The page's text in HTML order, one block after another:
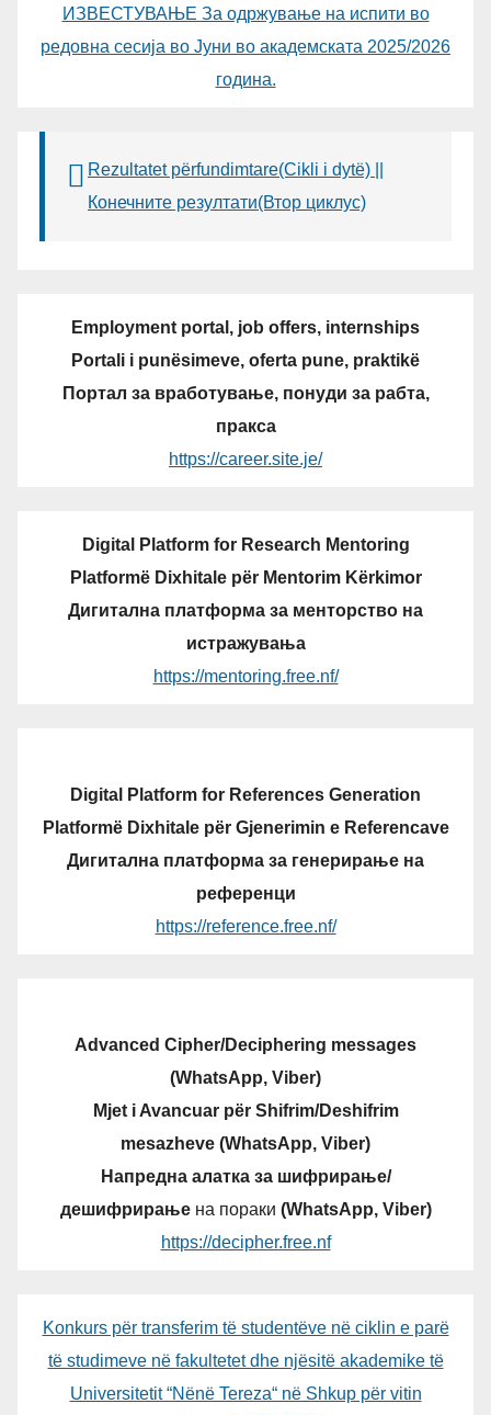
ИЗВЕСТУВАЊЕ За одржување на испити во
редовна сесија во Јуни во академската 2025/2026
година.
Rezultatet përfundimtare(Cikli i dytë) ||
Конечните резултати(Втор циклус)
Employment portal, job offers, internships
Portali i punësimeve, oferta pune, praktikë
Портал за вработување, понуди за рабта,
пракса
https://career.site.je/
Digital Platform for Research Mentoring
Platformë Dixhitale për Mentorim Kërkimor
Дигитална платформа за менторство на
истражувања
https://mentoring.free.nf/
Digital Platform for References Generation
Platformë Dixhitale për Gjenerimin e Referencave
Дигитална платформа за генерирање на
референци
https://reference.free.nf/
Advanced Cipher/Deciphering messages
(WhatsApp, Viber)
Mjet i Avancuar për Shifrim/Deshifrim
mesazheve (WhatsApp, Viber)
Напредна алатка за шифрирање/
дешифрирањена пораки (WhatsApp, Viber)
https://decipher.free.nf
Konkurs për transferim të studentëve në ciklin e parë
të studimeve në fakultetet dhe njësitë akademike të
Universitetit “Nënë Tereza“ në Shkup për vitin